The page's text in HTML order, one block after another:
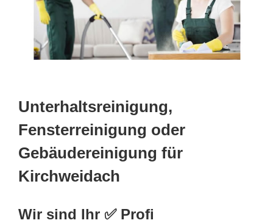
Unterhaltsreinigung,
Fensterreinigung oder
Gebäudereinigung für
Kirchweidach
Wir sind Ihr ✅ Profi